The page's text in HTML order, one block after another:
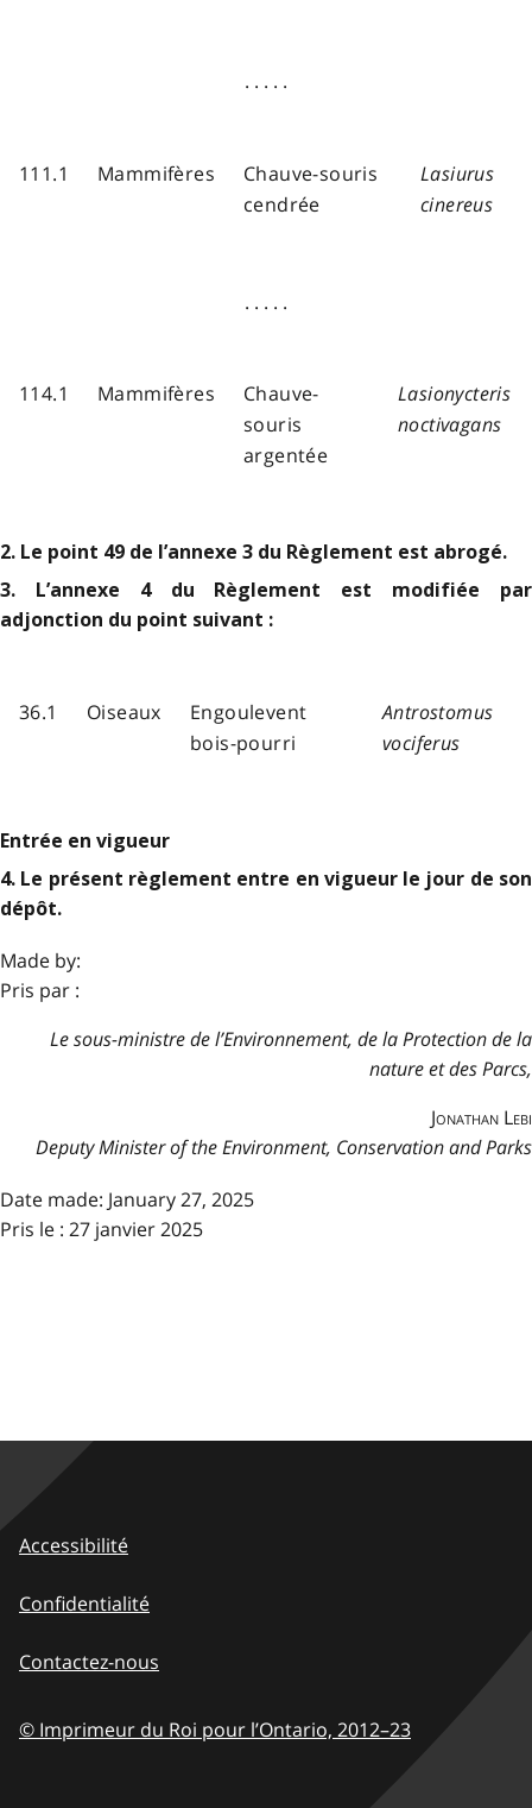
. . . . .
111.1 Mammifères
Chauve-souris
cendrée
Lasiurus
cinereus
. . . . .
114.1 Mammifères
Chauve-
souris
argentée
Lasionycteris
noctivagans
2. Le point 49 de l’annexe 3 du Règlement est abrogé.
3. L’annexe 4 du Règlement est modifiée par
adjonction du point suivant :
36.1 Oiseaux
Engoulevent
bois-pourri
Antrostomus
vociferus
Entrée en vigueur
4. Le présent règlement entre en vigueur le jour de son
dépôt.
Made by:
Pris par :
Le sous-ministre de l’Environnement, de la Protection de la
nature et des Parcs,
Jonathan Lebi
Deputy Minister of the Environment, Conservation and Parks
Date made: January 27, 2025
Pris le : 27 janvier 2025
Accessibilité
Confidentialité
Contactez-nous
© Imprimeur du Roi pour l’Ontario, 2012–23